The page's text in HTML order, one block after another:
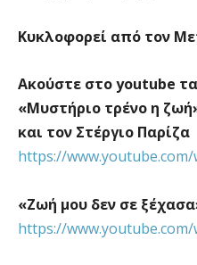
Κυκλοφορεί από τον
Aκούστε στο youtube
«Μυστήριο τρένο η
και τον Στέργιο Παρίζα
https://www.youtube.com/
«Ζωή μου δεν σε
https://www.youtube.com/